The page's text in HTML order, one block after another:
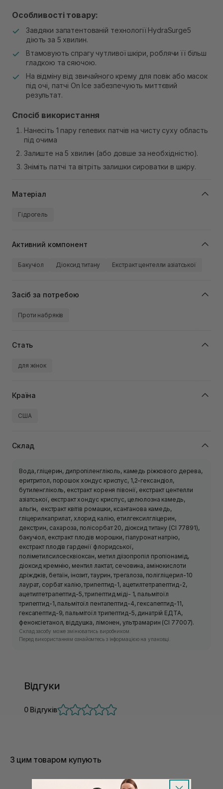
Особливості товару:
Завдяки запатентованій технології HydraSurge5
діють за 5 хвилин.
Втамовують спрагу чутливої шкіри, роблячи її більш
гладкою та сяючою.
На відміну від звичайного крему для повік або масок
під очі, патчі On Ice забезпечують миттєвий
результат.
Спосіб використання
Нанесіть 1 пару гелевих патчів на чисту суху область
під очима
Залиште на 5 хвилин (або довше за необхідністю).
Зніміть патчі та вітріть залишки сироватки в шкіру.
Матеріал
Гідрогель
Активний компонент
Бакучіол Діоксид титану Екстракт центелли азіатської
Засіб за потребою
Проти набряків
Стать
для жінок
Країна
США
Склад
Вода, гліцерин, дипропіленгліколь, камедь ріжкового дерева,
еритритол, порошок хондус криспус, 1,2-гександіол,
бутиленгліколь, екстракт кореня півонії, екстракт центелли
азіатської, екстракт хондус криспус, целюлозна камедь,
альгін, екстракт квітів ромашки, ксантанова камедь,
гліцерилкаприлат, хлорид калію, етилгексилгліцерин,
декстрин, сахароза, полісорбат 20, діоксид титану (CI 77891),
бакучіол, екстракт плодів морошки, гіалуронат натрію,
екстракт плодів гарденії флоридської,
поліметилсилсесквіоксан, метил діізопропіл пропіонамід,
діоксид кремнію, ментил лактат, сечовина, амінокислоти
дріжджів, бетаїн, інозит, таурин, трегалоза, полігліцерил-10
лаурат, сорбат калію, трипептид-1, ацетилтетрапептид-2,
ацетилтетрапептид-5, трипептид міді- 1, пальмітоїл
трипептид-1, пальмітоїл пентапептид-4, гексапептид-11,
гексапептид-9, пальмітоїл трипептид-5, динатрій ЕДТА,
феноксіетанол, віддушка, лімонен, ультрамарин (CI 77007).
Склад засобу може змінюватись виробником.
Перед використанням ознайомтесь з інформацією на упаковці.
Відгуки
0 Відгуків
З цим товаром купують